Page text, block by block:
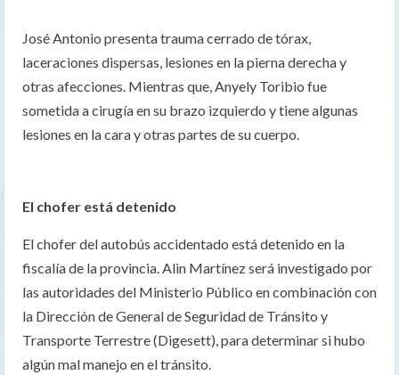
José Antonio presenta trauma cerrado de tórax,
laceraciones dispersas, lesiones en la pierna derecha y
otras afecciones. Mientras que, Anyely Toribio fue
sometida a cirugía en su brazo izquierdo y tiene algunas
lesiones en la cara y otras partes de su cuerpo.
El chofer está detenido
El chofer del autobús accidentado está detenido en la
fiscalía de la provincia. Alin Martínez será investigado por
las autoridades del Ministerio Público en combinación con
la Dirección de General de Seguridad de Tránsito y
Transporte Terrestre (Digesett), para determinar si hubo
algún mal manejo en el tránsito.